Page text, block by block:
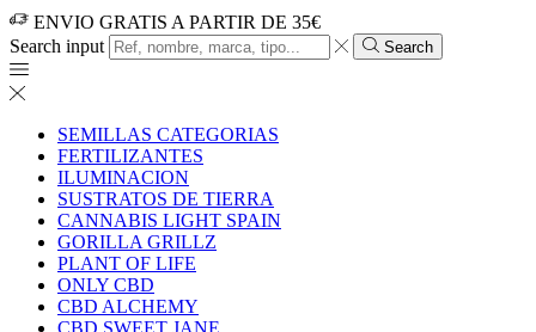
ENVIO GRATIS A PARTIR DE 35€
Search input
Search
SEMILLAS CATEGORIAS
FERTILIZANTES
ILUMINACION
SUSTRATOS DE TIERRA
CANNABIS LIGHT SPAIN
GORILLA GRILLZ
PLANT OF LIFE
ONLY CBD
CBD ALCHEMY